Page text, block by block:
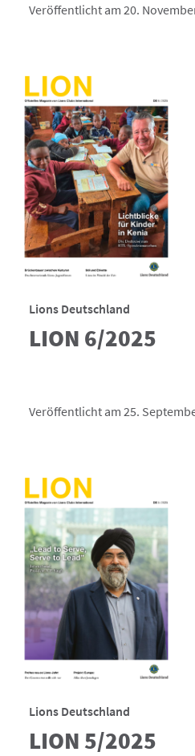
Veröffentlicht am 20.
Lions Deutschland
LION 6/2025
Veröffentlicht am 25.
Lions Deutschland
LION 5/2025